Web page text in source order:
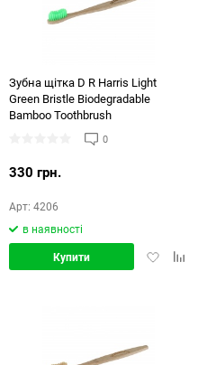
Зубна щітка D R Harris Light
Green Bristle Biodegradable
Bamboo Toothbrush
0
330 грн.
Арт: 4206
в наявності
ДодатиДодати
Купити